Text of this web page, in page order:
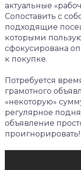
актуальные
Сопоставить с
подходящие
которыми
сфокусирована
к покупке.
Потребуется
грамотного
«некоторую»
регулярное
объявление
проигнорировать!